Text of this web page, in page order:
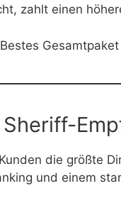
zahlt einen
die größte
und einem